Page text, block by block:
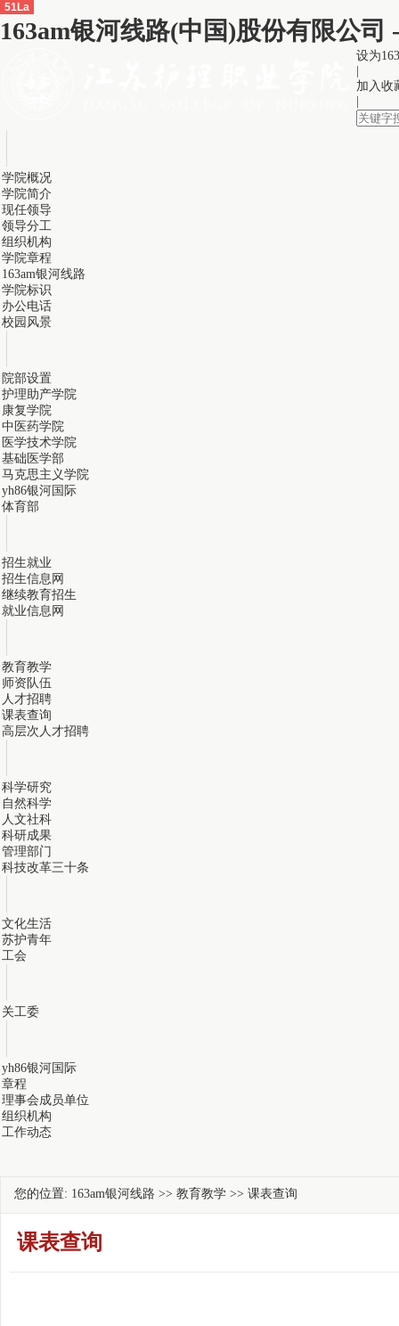
51La
163am银河线路(中国)股份有限公司
设为
加入收
学院概况
学院简介
现任领导
领导分工
组织机构
学院章程
163am银河线路
学院标识
办公电话
校园风景
院部设置
护理助产学院
康复学院
中医药学院
医学技术学院
基础医学部
马克思主义学院
yh86银河国际
体育部
招生就业
招生信息网
继续教育招生
就业信息网
教育教学
师资队伍
人才招聘
课表查询
高层次人才招聘
科学研究
自然科学
人文社科
科研成果
管理部门
科技改革三十条
文化生活
苏护青年
工会
关工委
yh86银河国际
章程
理事会成员单位
组织机构
工作动态
您的位置: 163am银河线路 >> 教育教学 >> 课表查询
课表查询